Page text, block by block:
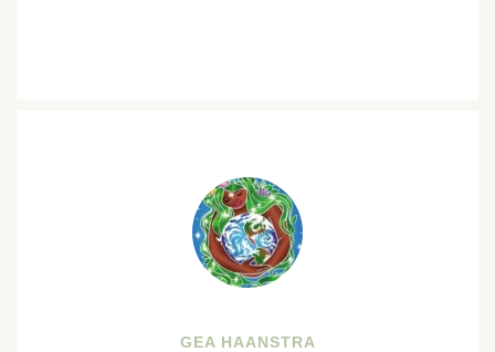
GEA HAANSTRA